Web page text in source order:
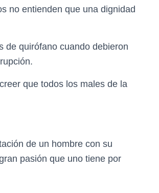
no entienden que una dignidad
de quirófano cuando debieron
que todos los males de la
de un hombre con su
pasión que uno tiene por